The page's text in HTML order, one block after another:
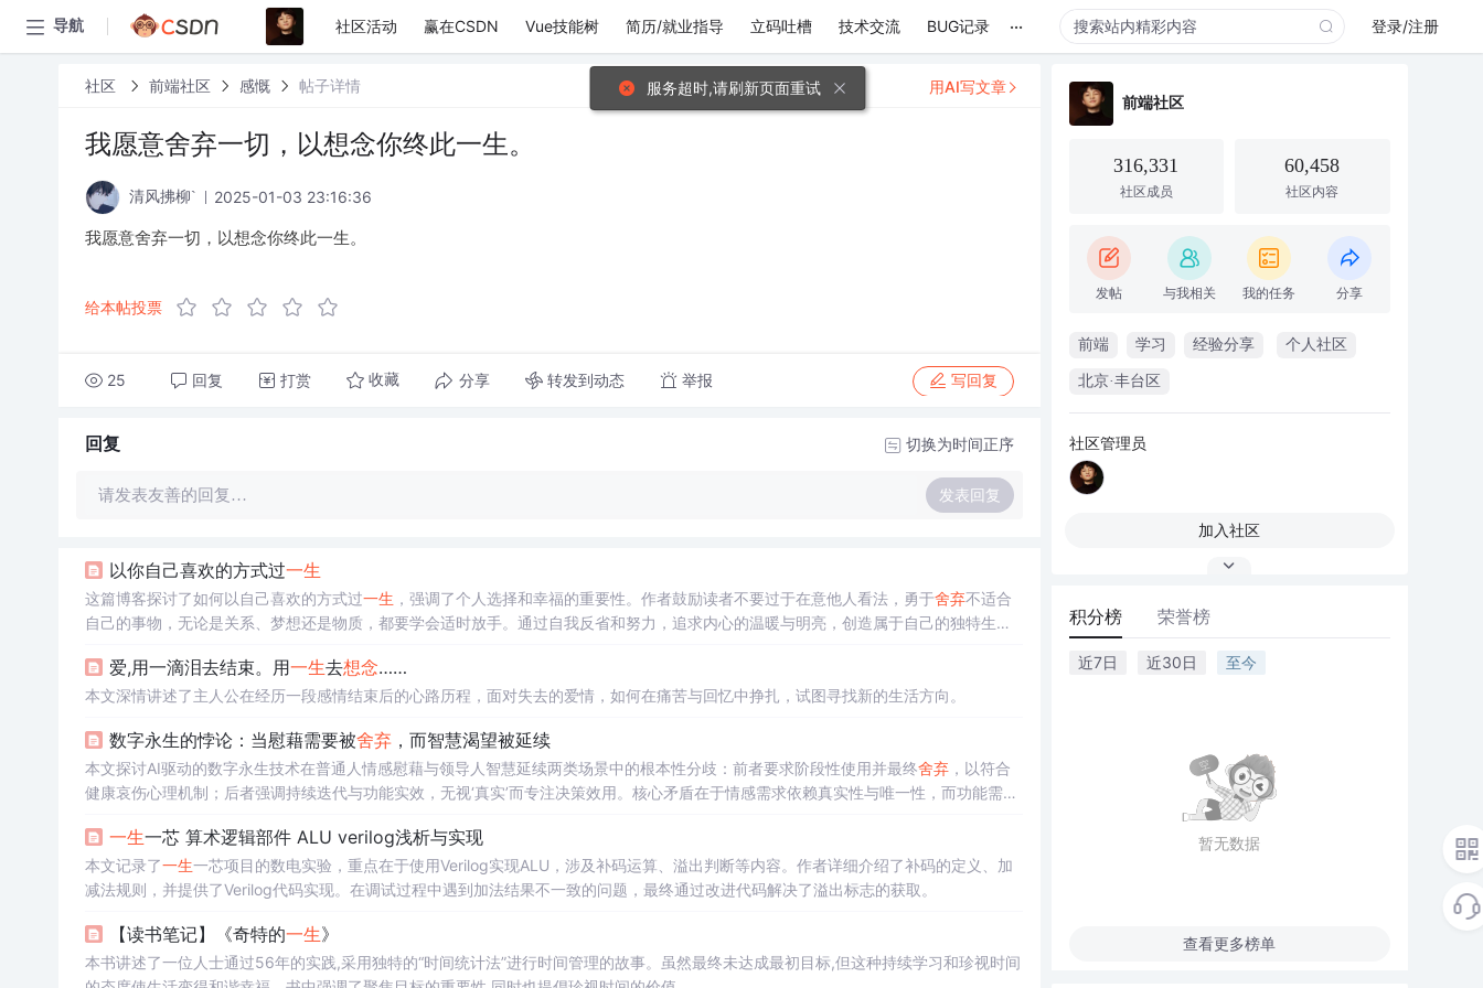
导航 社区活动 赢在CSDN Vue技能树 简历/就业指导 立码吐槽 技术交流 BUG记录 ... 登录/注册
社区 前端社区 感慨 帖子详情
我愿意舍弃一切，以想念你终此一生。
清风拂柳` 2025-01-03 23:16:36
我愿意舍弃一切，以想念你终此一生。
给本帖投票
25 回复 打赏 收藏 分享 转发到动态 举报 写回复
用AI写文章
回复 切换为时间正序
请发表友善的回复… 发表回复
以你自己喜欢的方式过一生
这篇博客探讨了如何以自己喜欢的方式过一生 ，强调了个人选择和幸福的重要性。作者鼓励读者不要过于在意他人看法，勇于舍弃不适合
自己的事物，无论是关系、梦想还是物质，都要学会适时放手。通过自我反省和努力，追求内心的温暖与明亮，创造属于自己的独特生
爱,用一滴泪去结束。用一生去想念……
本文深情讲述了主人公在经历一段感情结束后的心路历程，面对失去的爱情，如何在痛苦与回忆中挣扎，试图寻找新的生活方向。
数字永生的悖论：当慰藉需要被舍弃，而智慧渴望被延续
本文探讨AI驱动的数字永生技术在普通人情感慰藉与领导人智慧延续两类场景中的根本性分歧：前者要求阶段性使用并最终舍弃，以符合
健康哀伤心理机制；后者强调持续迭代与功能实效，无视‘真实’而专注决策效用。核心矛盾在于情感需求依赖真实性与唯一性，而功能需求
一生一芯 算术逻辑部件 ALU verilog浅析与实现
本文记录了一生一芯项目的数电实验，重点在于使用Verilog实现ALU，涉及补码运算、溢出判断等内容。作者详细介绍了补码的定义、加
减法规则，并提供了Verilog代码实现。在调试过程中遇到加法结果不一致的问题，最终通过改进代码解决了溢出标志的获取。
【读书笔记】《奇特的一生》
本书讲述了一位人士通过56年的实践,采用独特的“时间统计法”进行时间管理的故事。虽然最终未达成最初目标,但这种持续学习和珍视时间
前端社区
316,331
社区成员
60,458
社区内容
发帖 与我相关 我的任务 分享
前端 学习 经验分享 个人社区
北京·丰台区
社区管理员
加入社区
积分榜 荣誉榜
近7日 近30日 至今
暂无数据
查看更多榜单
服务超时,请刷新页面重试